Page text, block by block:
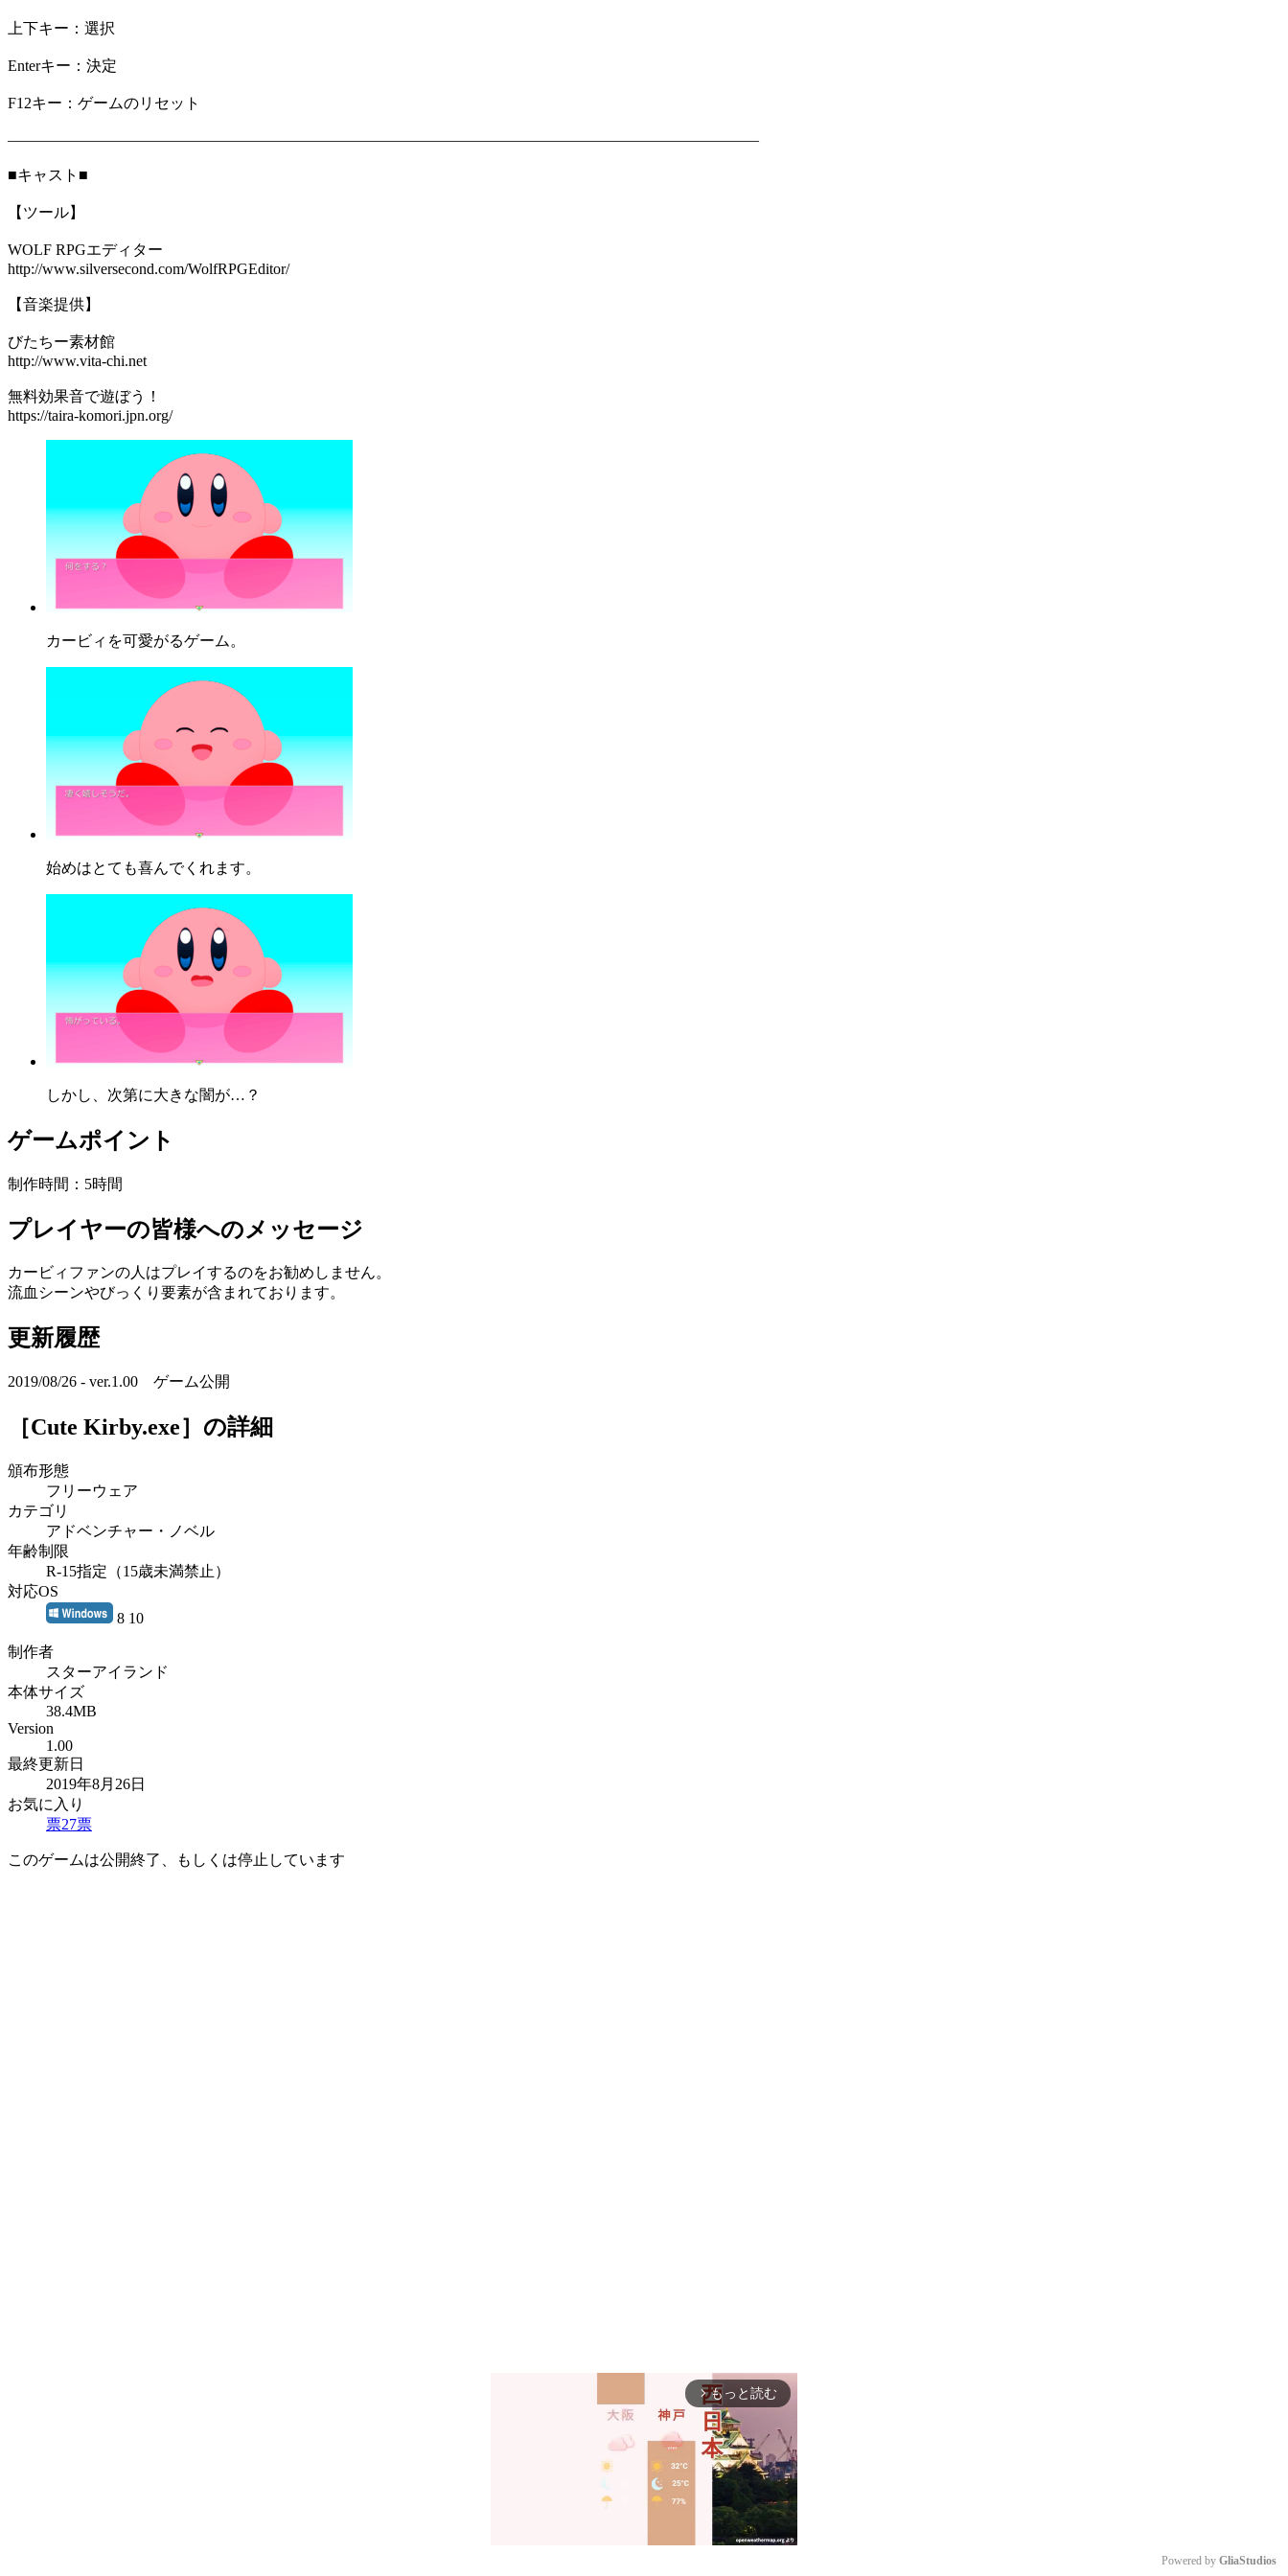
上下キー：選択
Enterキー：決定
F12キー：ゲームのリセット
―――――――――――――――――――――――――――――――――――――――――――――――――
■キャスト■
【ツール】
WOLF RPGエディター
http://www.silversecond.com/WolfRPGEditor/
【音楽提供】
びたちー素材館
http://www.vita-chi.net
無料効果音で遊ぼう！
https://taira-komori.jpn.org/
カービィを可愛がるゲーム。
始めはとても喜んでくれます。
しかし、次第に大きな闇が…？
ゲームポイント
制作時間：5時間
プレイヤーの皆様へのメッセージ
カービィファンの人はプレイするのをお勧めしません。
流血シーンやびっくり要素が含まれております。
更新履歴
2019/08/26 - ver.1.00 ゲーム公開
［Cute Kirby.exe］ の詳細
頒布形態
フリーウェア
カテゴリ
アドベンチャー・ノベル
年齢制限
R-15指定（15歳未満禁止）
対応OS
8 10
制作者
スターアイランド
本体サイズ
38.4MB
Version
1.00
最終更新日
2019年8月26日
お気に入り
票27票
このゲームは公開終了、もしくは停止しています
arrow_forward_ios もっと読む
Powered by GliaStudios